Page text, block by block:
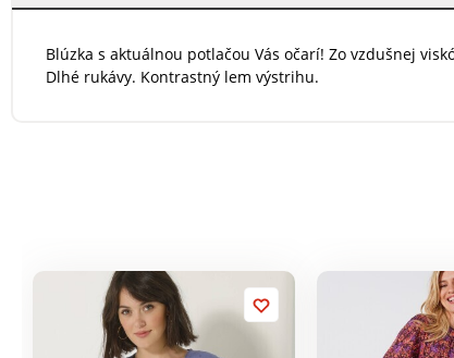
Blúzka s aktuálnou potlačou Vás očarí! Zo vzdušnej
Dlhé rukávy. Kontrastný lem výstrihu.